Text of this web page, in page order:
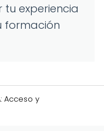
experiencia
formación
Acceso y